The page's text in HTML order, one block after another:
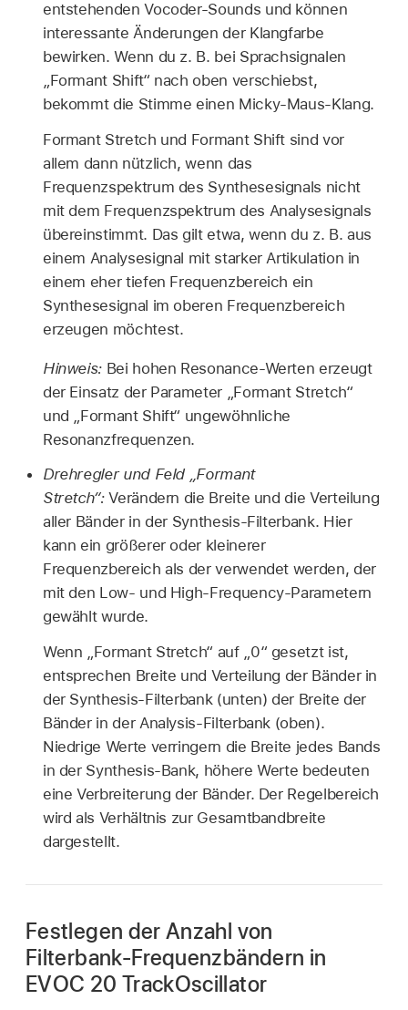
entstehenden Vocoder-Sounds und können
interessante Änderungen der Klangfarbe
bewirken. Wenn du z. B. bei Sprachsignalen
„Formant Shift“ nach oben verschiebst,
bekommt die Stimme einen Micky-Maus-Klang.
Formant Stretch und Formant Shift sind vor
allem dann nützlich, wenn das
Frequenzspektrum des Synthesesignals nicht
mit dem Frequenzspektrum des Analysesignals
übereinstimmt. Das gilt etwa, wenn du z. B. aus
einem Analysesignal mit starker Artikulation in
einem eher tiefen Frequenzbereich ein
Synthesesignal im oberen Frequenzbereich
erzeugen möchtest.
Hinweis: Bei hohen Resonance-Werten erzeugt
der Einsatz der Parameter „Formant Stretch“
und „Formant Shift“ ungewöhnliche
Resonanzfrequenzen.
Drehregler und Feld „Formant
Stretch“:Verändern die Breite und die Verteilung
aller Bänder in der Synthesis-Filterbank. Hier
kann ein größerer oder kleinerer
Frequenzbereich als der verwendet werden, der
mit den Low- und High-Frequency-Parametern
gewählt wurde.
Wenn „Formant Stretch“ auf „0“ gesetzt ist,
entsprechen Breite und Verteilung der Bänder in
der Synthesis-Filterbank (unten) der Breite der
Bänder in der Analysis-Filterbank (oben).
Niedrige Werte verringern die Breite jedes Bands
in der Synthesis-Bank, höhere Werte bedeuten
eine Verbreiterung der Bänder. Der Regelbereich
wird als Verhältnis zur Gesamtbandbreite
dargestellt.
Festlegen der Anzahl von
Filterbank-Frequenzbändern in
EVOC 20 TrackOscillator